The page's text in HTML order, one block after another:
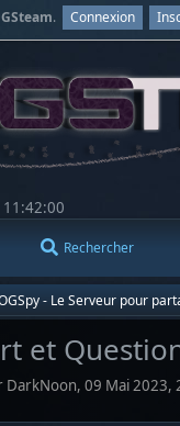
. Connexion
Rechercher
- Le Serveur pour
et
DarkNoon, 09 Mai 2023,